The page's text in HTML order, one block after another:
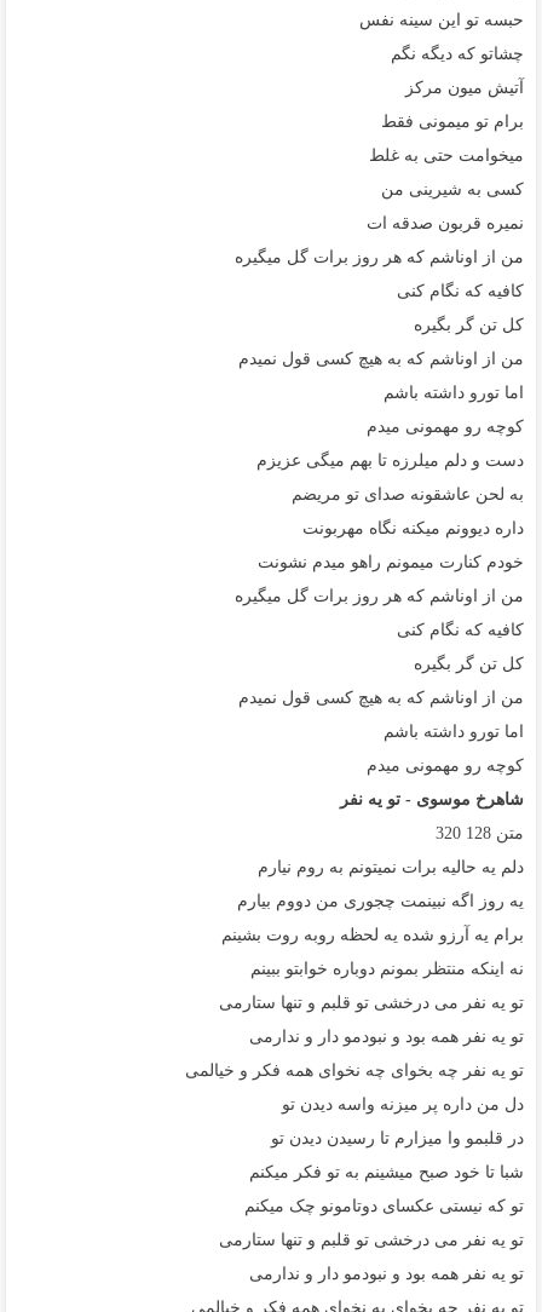
حبسه تو این سینه نفس
چشاتو که دیگه نگم
آتیش میون مرکز
برام تو میمونی فقط
میخوامت حتی به غلط
کسی به شیرینی من
نمیره قربون صدقه ات
من از اوناشم که هر روز برات گل میگیره
کافیه که نگام کنی
کل تن گر بگیره
من از اوناشم که به هیچ کسی قول نمیدم
اما تورو داشته باشم
کوچه رو مهمونی میدم
دست و دلم میلرزه تا بهم میگی عزیزم
به لحن عاشقونه صدای تو مریضم
داره دیوونم میکنه نگاه مهربونت
خودم کنارت میمونم راهو میدم نشونت
من از اوناشم که هر روز برات گل میگیره
کافیه که نگام کنی
کل تن گر بگیره
من از اوناشم که به هیچ کسی قول نمیدم
اما تورو داشته باشم
کوچه رو مهمونی میدم
شاهرخ موسوی - تو یه نفر
متن 128
320
دلم یه حالیه برات نمیتونم به روم نیارم
یه روز اگه نبینمت چجوری من دووم بیارم
برام یه آرزو شده یه لحظه روبه روت بشینم
نه اینکه منتظر بمونم دوباره خوابتو ببینم
تو یه نفر می درخشی تو قلبم و تنها ستارمی
تو یه نفر همه بود و نبودمو دار و ندارمی
تو یه نفر چه بخوای چه نخوای همه فکر و خیالمی
دل من داره پر میزنه واسه دیدن تو
در قلبمو وا میزارم تا رسیدن دیدن تو
شبا تا خود صبح میشینم به تو فکر میکنم
تو که نیستی عکسای دوتامونو چک میکنم
تو یه نفر می درخشی تو قلبم و تنها ستارمی
تو یه نفر همه بود و نبودمو دار و ندارمی
تو یه نفر چه بخوای په نخوای همه فکر و خیالمی